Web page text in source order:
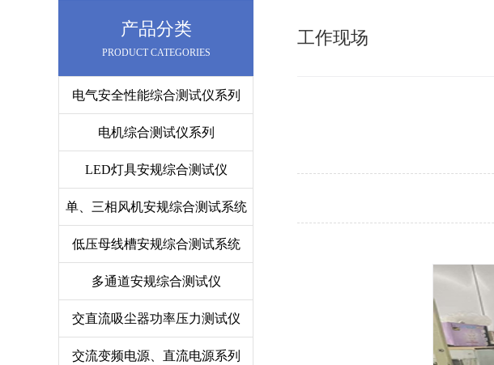
产品分类
PRODUCT CATEGORIES
电气安全性能综合测试仪系列
电机综合测试仪系列
LED灯具安规综合测试仪
单、三相风机安规综合测试系统
低压母线槽安规综合测试系统
多通道安规综合测试仪
交直流吸尘器功率压力测试仪
交流变频电源、直流电源系列
工作现场